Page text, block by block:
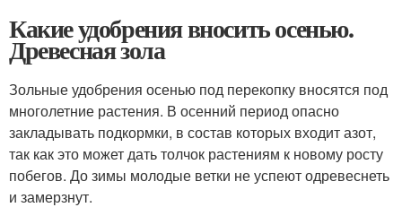
Какие удобрения вносить осенью.
Древесная зола
Зольные удобрения осенью под перекопку вносятся под
многолетние растения. В осенний период опасно
закладывать подкормки, в состав которых входит азот,
так как это может дать толчок растениям к новому росту
побегов. До зимы молодые ветки не успеют одревеснеть
и замерзнут.